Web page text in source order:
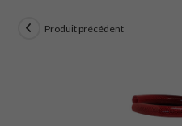
Produit précédent